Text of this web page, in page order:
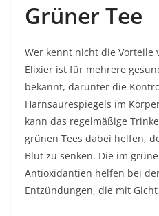
Grüner Tee
Wer kennt nicht die Vorteile
Elixier ist für mehrere
bekannt, darunter die
Harnsäurespiegels im
kann das regelmäßige
grünen Tees dabei helfen,
Blut zu senken. Die im
Antioxidantien helfen bei
Entzündungen, die mit